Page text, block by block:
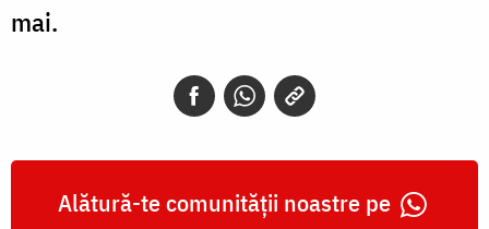
mai.
Alătură-te comunității noastre pe